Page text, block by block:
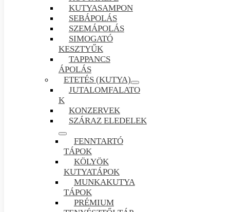
KUTYASAMPON
SEBÁPOLÁS
SZEMÁPOLÁS
SIMOGATÓ
KESZTYŰK
TAPPANCS
ÁPOLÁS
ETETÉS (KUTYA)
JUTALOMFALATO
K
KONZERVEK
SZÁRAZ ELEDELEK
FENNTARTÓ
TÁPOK
KÖLYÖK
KUTYATÁPOK
MUNKAKUTYA
TÁPOK
PRÉMIUM